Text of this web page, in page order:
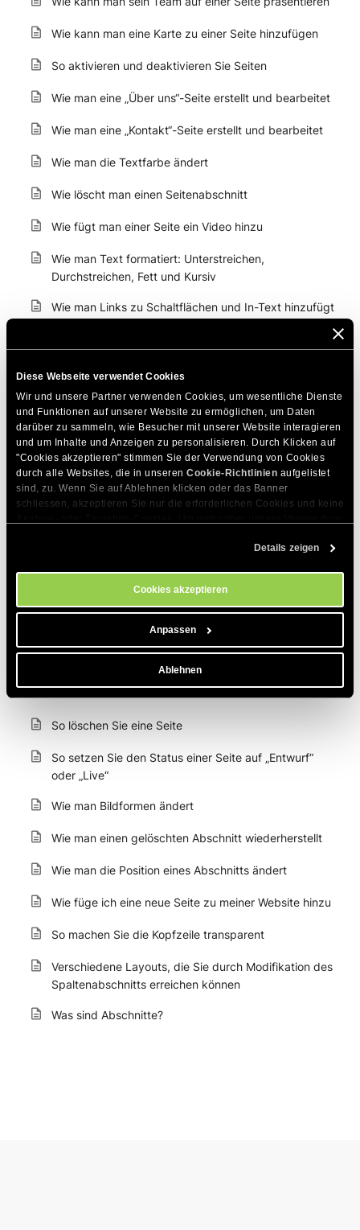
Diese Webseite verwendet Cookies
Wir und unsere Partner verwenden Cookies, um wesentliche Dienste
und Funktionen auf unserer Website zu ermöglichen, um Daten
darüber zu sammeln, wie Besucher mit unserer Website interagieren
und um Inhalte und Anzeigen zu personalisieren. Durch Klicken auf
"Cookies akzeptieren" stimmen Sie der Verwendung von Cookies
durch alle Websites, die in unseren Cookie-Richtlinien aufgelistet
sind, zu. Wenn Sie auf Ablehnen klicken oder das Banner
schliessen, akzeptieren Sie nur die erforderlichen Cookies und keine
. Sie können Ihre Cookie-Einstellungen jederzeit im
Details zeigen
Cookies akzeptieren
Anpassen
Ablehnen
Wie kann man eine Karte zu einer Seite hinzufügen
So aktivieren und deaktivieren Sie Seiten
Wie man eine „Über uns“-Seite erstellt und bearbeitet
Wie man eine „Kontakt“-Seite erstellt und bearbeitet
Wie man die Textfarbe ändert
Wie löscht man einen Seitenabschnitt
Wie fügt man einer Seite ein Video hinzu
Wie man Text formatiert: Unterstreichen,
Durchstreichen, Fett und Kursiv
Wie man Links zu Schaltflächen und In-Text hinzufügt
So fügen Sie eine Liste in Ihren Text ein
Wie man einen Abschnitt kopiert
So machen Sie Änderungen rückgängig
So ändern Sie die URL einer Seite
Wie ändert man die Schriftgröße im Text
Bildergalerie und Bild- und Textabschnitt hinzufügen
Wie fügt man Inhalte zu einer Seite hinzu
So löschen Sie eine Seite
So setzen Sie den Status einer Seite auf „Entwurf“
oder „Live“
Wie man Bildformen ändert
Wie man einen gelöschten Abschnitt wiederherstellt
Wie man die Position eines Abschnitts ändert
Wie füge ich eine neue Seite zu meiner Website hinzu
So machen Sie die Kopfzeile transparent
Verschiedene Layouts, die Sie durch Modifikation des
Spaltenabschnitts erreichen können
Was sind Abschnitte?